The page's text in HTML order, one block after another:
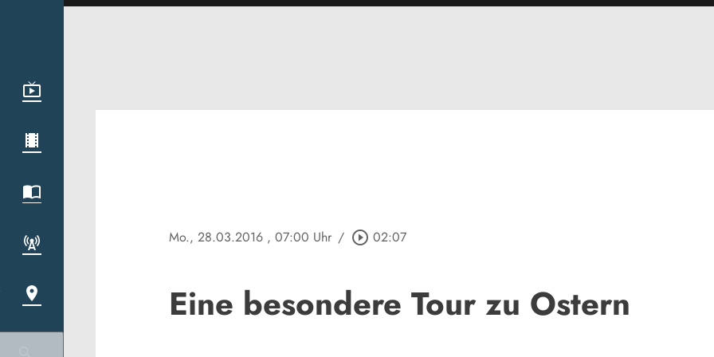
Mo., 28.03.2016 , 07:00 Uhr / play_circle_outline 02:07
Eine besondere Tour zu Ostern